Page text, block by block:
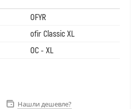
OFYR
ofir Classic XL
OC - XL
Нашли дешевле?